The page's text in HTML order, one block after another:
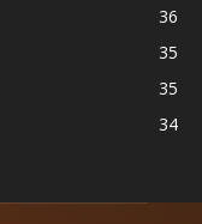
36
35
35
34